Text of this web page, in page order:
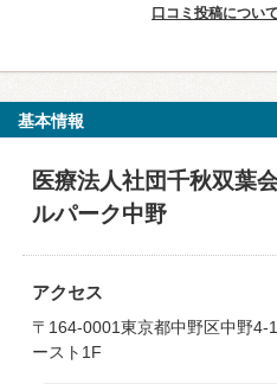
口コミ投稿につい
基本情報
医療法人社団千秋双葉
ルパーク中野
アクセス
〒164-0001東京都中野区中野4-
ースト1F